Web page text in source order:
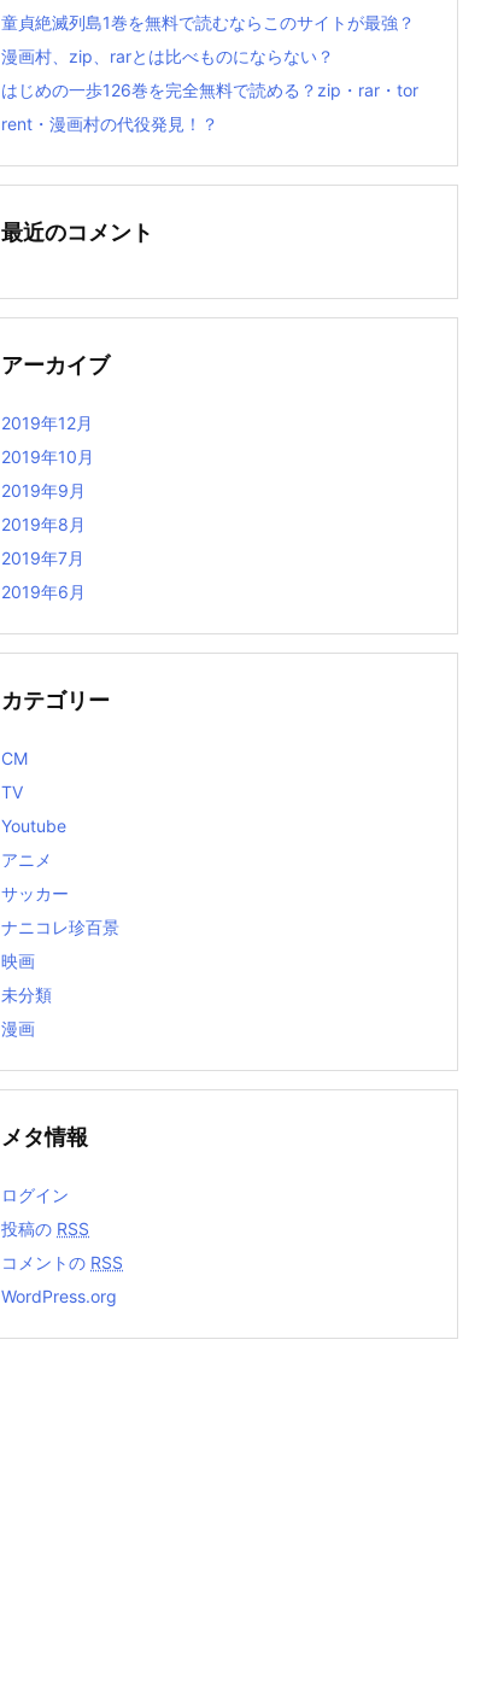
童貞絶滅列島1巻を無料で読むならこのサイトが最強？
漫画村、zip、rarとは比べものにならない？
はじめの一歩126巻を完全無料で読める？zip・rar・tor
rent・漫画村の代役発見！？
最近のコメント
アーカイブ
2019年12月
2019年10月
2019年9月
2019年8月
2019年7月
2019年6月
カテゴリー
CM
TV
Youtube
アニメ
サッカー
ナニコレ珍百景
映画
未分類
漫画
メタ情報
ログイン
投稿の RSS
コメントの RSS
WordPress.org